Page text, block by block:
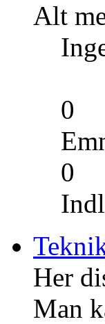
Alt
0
0
Her
Man